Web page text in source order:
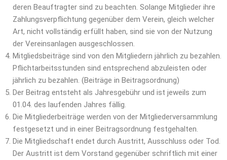
deren Beauftragter sind zu beachten. Solange Mitglieder ihre
Zahlungsverpflichtung gegenüber dem Verein, gleich welcher
Art, nicht vollständig erfüllt haben, sind sie von der Nutzung
der Vereinsanlagen ausgeschlossen.
Mitgliedsbeiträge sind von den Mitgliedern jährlich zu bezahlen.
Pflichtarbeitsstunden sind entsprechend abzuleisten oder
jährlich zu bezahlen. (Beiträge in Beitragsordnung)
Der Beitrag entsteht als Jahresgebühr und ist jeweils zum
01.04. des laufenden Jahres fällig.
Die Mitgliederbeiträge werden von der Mitgliederversammlung
festgesetzt und in einer Beitragsordnung festgehalten.
Die Mitgliedschaft endet durch Austritt, Ausschluss oder Tod.
Der Austritt ist dem Vorstand gegenüber schriftlich mit einer